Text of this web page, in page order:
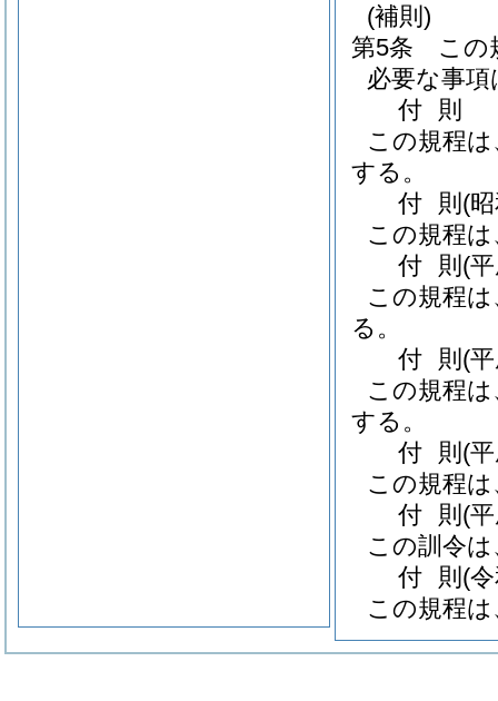
(補則)
第5条
この
必要な事
付 則
この規程
する。
付 則 (
この規程
付 則 (
この規程
る。
付 則 (
この規程
する。
付 則 (
この規程
付 則 (
この訓令
付 則 (
この規程